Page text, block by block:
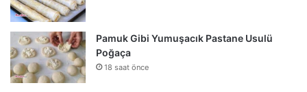
Pamuk Gibi Yumuşacık Pastane Usulü
Poğaça
18 saat önce